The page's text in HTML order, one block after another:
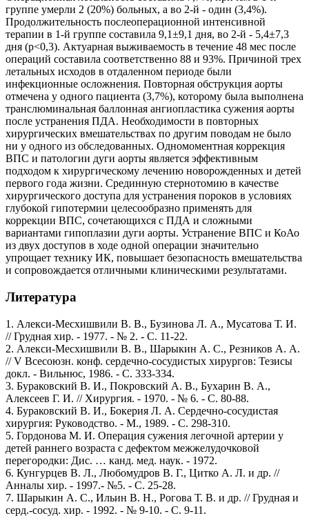
группе умерли 2 (20%) больных, а во 2-й - один (3,4%).
Продолжительность послеоперационной интенсивной
терапии в 1-й группе составила 9,1±9,1 дня, во 2-й - 5,4±7,3
дня (p<0,3). Актуарная выживаемость в течение 48 мес после
операций составила соответственно 88 и 93%. Причиной трех
летальных исходов в отдаленном периоде были
инфекционные осложнения. Повторная обструкция аорты
отмечена у одного пациента (3,7%), которому была выполнена
транслюминальная баллонная ангиопластика сужения аорты
после устранения ПДА. Необходимости в повторных
хирургических вмешательствах по другим поводам не было
ни у одного из обследованных. Одномоментная коррекция
ВПС и патологии дуги аорты является эффективным
подходом к хирургическому лечению новорожденных и детей
первого года жизни. Срединную стернотомию в качестве
хирургического доступа для устранения пороков в условиях
глубокой гипотермии целесообразно применять для
коррекции ВПС, сочетающихся с ПДА и сложными
вариантами гипоплазии дуги аорты. Устранение ВПС и КоАо
из двух доступов в ходе одной операции значительно
упрощает технику ИК, повышает безопасность вмешательства
и сопровождается отличными клиническими результатами.
Литература
1. Алекси-Месхишвили В. В., Бузинова Л. А., Мусатова Т. И.
// Грудная хир. - 1977. - № 2. - С. 11-22.
2. Алекси-Месхишвили В. В., Шарыкин А. С., Резников А. А.
// V Всесоюзн. конф. сердечно-сосудистых хирургов: Тезисы
докл. - Вильнюс, 1986. - С. 333-334.
3. Бураковский В. И., Покровский А. В., Бухарин В. А.,
Алексеев Г. И. // Хирургия. - 1970. - № 6. - С. 80-88.
4. Бураковский В. И., Бокерия Л. А. Сердечно-сосудистая
хирургия: Руководство. - М., 1989. - С. 298-310.
5. Гордонова М. И. Операция сужения легочной артерии у
детей раннего возраста с дефектом межжелудочковой
перегородки: Дис. … канд. мед. наук. - 1972.
6. Кунгурцев В. Л., Любомудров В. Г., Цитко А. Л. и др. //
Анналы хир. - 1997.- №5. - С. 25-28.
7. Шарыкин А. С., Ильин В. Н., Рогова Т. В. и др. // Грудная и
серд.-сосуд. хир. - 1992. - № 9-10. - С. 9-11.